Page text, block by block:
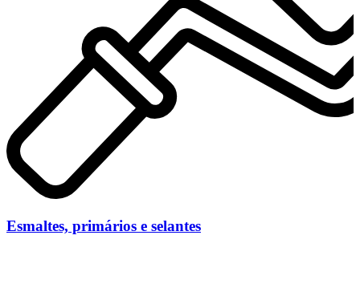
Esmaltes, primários e selantes